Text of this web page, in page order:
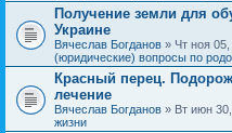
Получение земли для
Украине
Вячеслав Богданов » Чт ноя
(юридические) вопросы по
Красный перец.
лечение
Вячеслав Богданов » Вт июн
жизни